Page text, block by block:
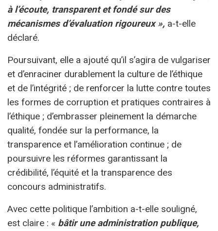
à l’écoute, transparent et fondé sur des
mécanismes d’évaluation rigoureux », a-t-elle
déclaré.
Poursuivant, elle a ajouté qu’il s’agira de vulgariser
et d’enraciner durablement la culture de l’éthique
et de l’intégrité ; de renforcer la lutte contre toutes
les formes de corruption et pratiques contraires à
l’éthique ; d’embrasser pleinement la démarche
qualité, fondée sur la performance, la
transparence et l’amélioration continue ; de
poursuivre les réformes garantissant la
crédibilité, l’équité et la transparence des
concours administratifs.
Avec cette politique l’ambition a-t-elle souligné,
est claire : « bâtir une administration publique,